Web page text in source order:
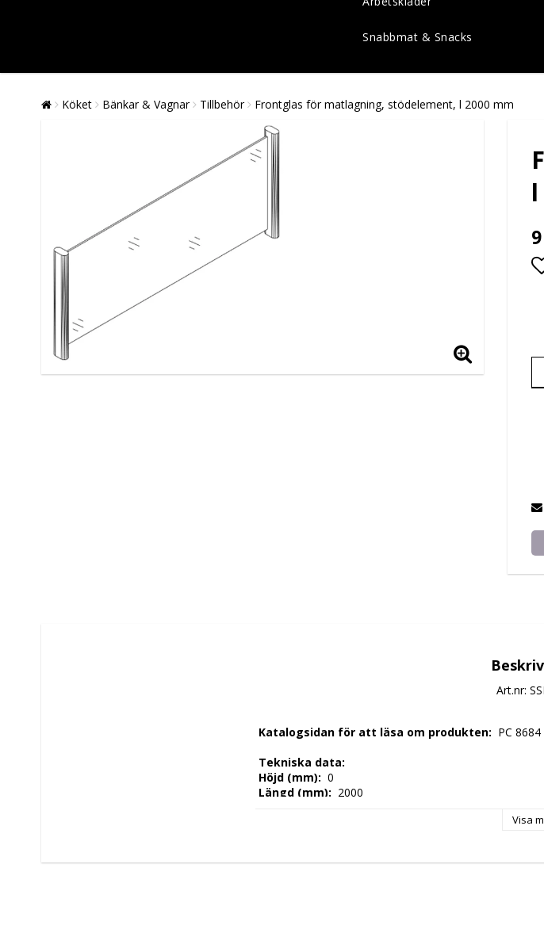
Snabbmat & Snacks
Köket Bänkar & Vagnar Tillbehör Frontglas för matlagning, stödelement, l 2000 mm
l
Art.nr:
Katalogsidan för att läsa om produkten: PC 8684
Tekniska data:
Höjd (mm): 0
Längd (mm): 2000
Visa